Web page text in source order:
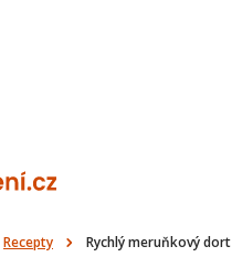
Recepty Rychlý meruňkový dort